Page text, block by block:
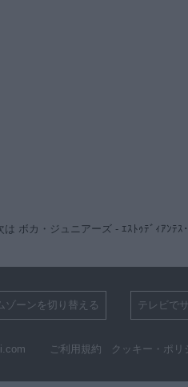
ボカ・ジュニアーズ - ｴｽﾄｩﾃﾞｨｱﾝﾃ
ゾーンを切り替える テレビで
ご利用規約 クッキー・ポリ